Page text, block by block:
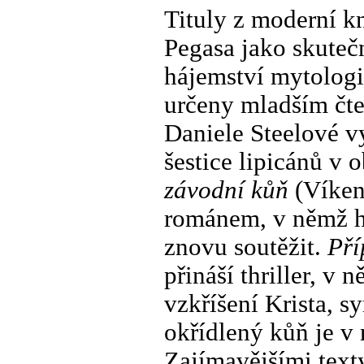
Tituly z moderní
Pegasa jako
hájemství
určeny mladším
Daniele Steelové
šestice lipicánů v
závodní kůň
románem, v němž
znovu soutěžit.
přináší thriller, v
vzkříšení Krista,
okřídlený kůň je v